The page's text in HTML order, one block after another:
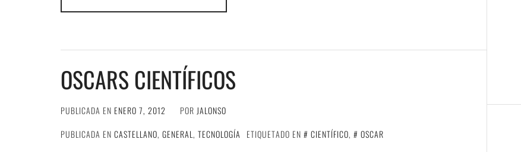
OSCARS CIENTÍFICOS
PUBLICADA EN ENERO 7, 2012 POR JALONSO
PUBLICADA EN CASTELLANO, GENERAL, TECNOLOGÍA ETIQUETADO EN CIENTÍFICO,
OSCAR